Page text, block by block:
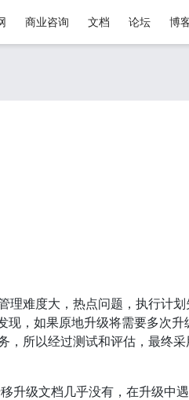
商业咨询 文档 论坛 博
难度大，热点问题，执行计划
现，如果原地升级将需要多次
，所以经过测试和评估，最终
级文档几乎没有，在升级中